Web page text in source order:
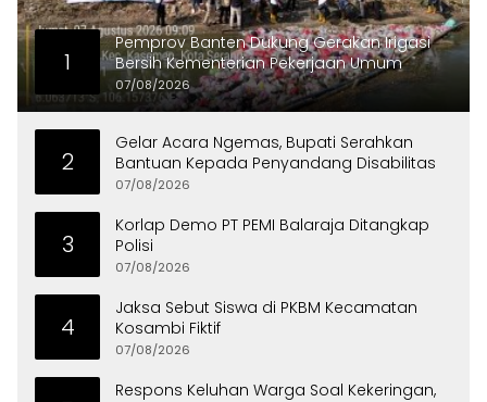
1
Pemprov Banten Dukung Gerakan Irigasi
Bersih Kementerian Pekerjaan Umum
07/08/2026
2
Gelar Acara Ngemas, Bupati Serahkan
Bantuan Kepada Penyandang Disabilitas
07/08/2026
3
Korlap Demo PT PEMI Balaraja Ditangkap
Polisi
07/08/2026
4
Jaksa Sebut Siswa di PKBM Kecamatan
Kosambi Fiktif
07/08/2026
Respons Keluhan Warga Soal Kekeringan,